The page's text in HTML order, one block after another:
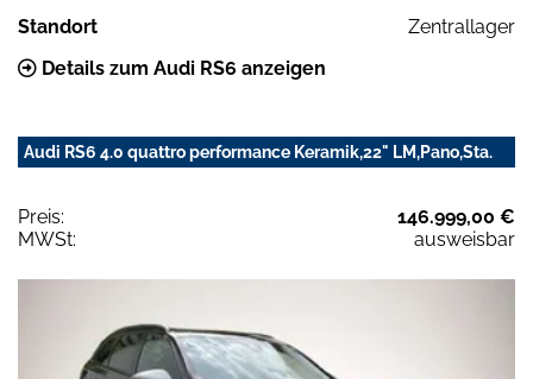
Standort
Zentrallager
Details zum Audi RS6 anzeigen
Audi RS6 4.0 quattro performance Keramik,22" LM,Pano,Sta.
Preis:
146.999,00 €
MWSt:
ausweisbar